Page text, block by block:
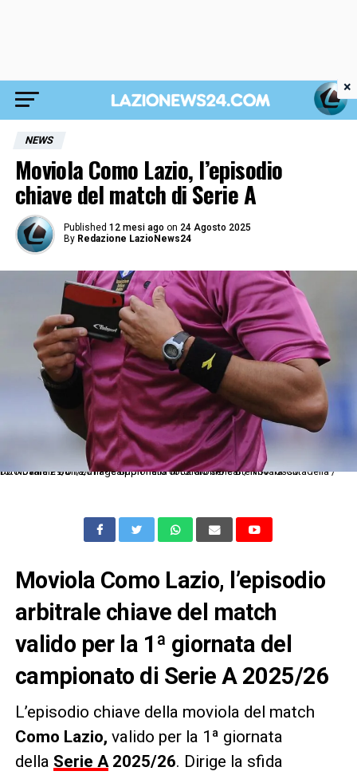
NEWS
Moviola Como Lazio, l’episodio
chiave del match di Serie A
Published 12 mesi ago on 24 Agosto 2025
By Redazione LazioNews24
Db Novara 29/01/2011 - campionato di calcio serie B / Novara-Cittadella / foto Daniele Buffa/Image Sport nella foto: arbitro cartellino rosso
Moviola Como Lazio, l’episodio
arbitrale chiave del match
valido per la 1ª giornata del
campionato di Serie A 2025/26
L’episodio chiave della moviola del match
Como Lazio, valido per la 1ª giornata
della Serie A2025/26. Dirige la sfida
×